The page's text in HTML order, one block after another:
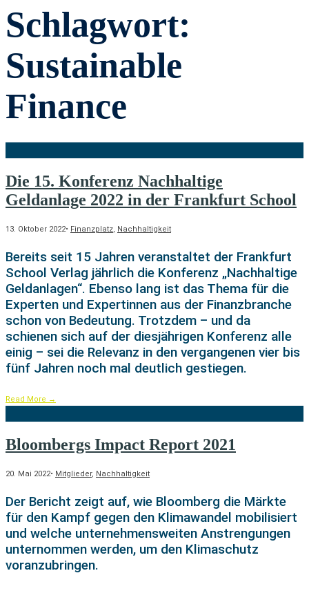
Schlagwort:
Sustainable
Finance
Die 15. Konferenz Nachhaltige
Geldanlage 2022 in der Frankfurt School
13. Oktober 2022• Finanzplatz, Nachhaltigkeit
Bereits seit 15 Jahren veranstaltet der Frankfurt
School Verlag jährlich die Konferenz „Nachhaltige
Geldanlagen“. Ebenso lang ist das Thema für die
Experten und Expertinnen aus der Finanzbranche
schon von Bedeutung. Trotzdem – und da
schienen sich auf der diesjährigen Konferenz alle
einig – sei die Relevanz in den vergangenen vier bis
fünf Jahren noch mal deutlich gestiegen.
Read More →
Bloombergs Impact Report 2021
20. Mai 2022• Mitglieder, Nachhaltigkeit
Der Bericht zeigt auf, wie Bloomberg die Märkte
für den Kampf gegen den Klimawandel mobilisiert
und welche unternehmensweiten Anstrengungen
unternommen werden, um den Klimaschutz
voranzubringen.